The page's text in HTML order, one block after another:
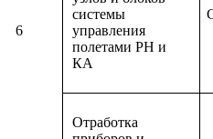
6
системы
управления
полетами РН и
КА
Отработка